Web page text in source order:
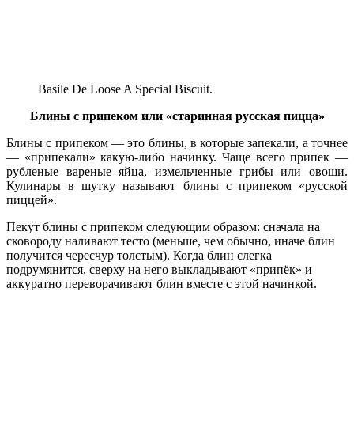
Basile De Loose A Special Biscuit.
Блины с припеком или «старинная русская пицца»
Блины с припеком — это блины, в которые запекали, а точнее
— «припекали» какую-либо начинку. Чаще всего припек —
рубленые вареные яйца, измельченные грибы или овощи.
Кулинары в шутку называют блины с припеком «русской
пиццей».
Пекут блины с припеком следующим образом: сначала на
сковороду наливают тесто (меньше, чем обычно, иначе блин
получится чересчур толстым). Когда блин слегка
подрумянится, сверху на него выкладывают «припёк» и
аккуратно переворачивают блин вместе с этой начинкой.